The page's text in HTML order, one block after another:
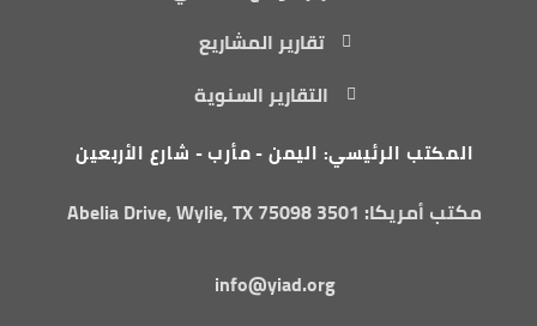
تقارير المشاريع
التقارير السنوية
المكتب الرئيسي: اليمن - مأرب - شارع الأربعين
مكتب أمريكا: 3501 Abelia Drive, Wylie, TX 75098
info@yiad.org